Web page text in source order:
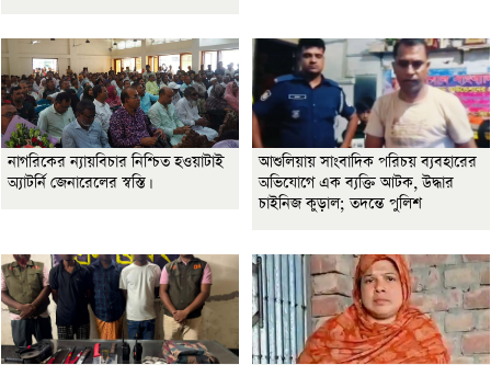
নাগরিকের ন্যায়বিচার নিশ্চিত হওয়াটাই
অ্যাটর্নি জেনারেলের স্বস্তি।
আশুলিয়ায় সাংবাদিক পরিচয় ব্যবহারের
অভিযোগে এক ব্যক্তি আটক, উদ্ধার
চাইনিজ কুড়াল; তদন্তে পুলিশ